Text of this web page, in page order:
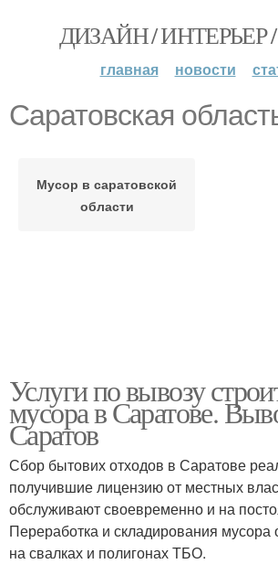
ДИЗАЙН / ИНТЕРЬЕР
главная новости
Саратовская
Мусор в саратовской
области
Услуги по вывозу
мусора в Саратове.
Саратов
Сбор бытових отходов в Саратове
получившие лицензию от местных
обслуживают своевременно и на
Переработка и складирования мусора
на свалках и полигонах ТБО.